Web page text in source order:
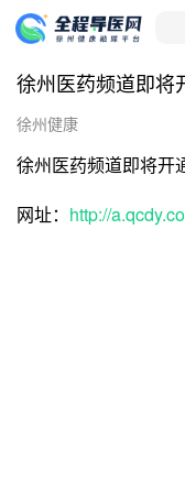
徐州医药频道即将
徐州健康
徐州医药频道即将开
网址： http://